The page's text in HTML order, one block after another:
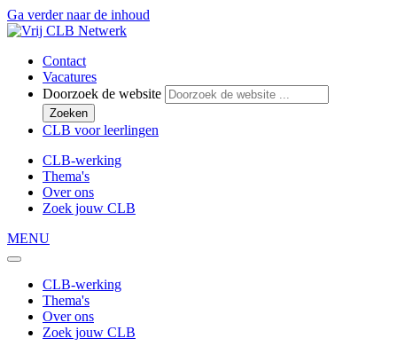
Ga verder naar de inhoud
Contact
Vacatures
Doorzoek de website
Zoeken
CLB voor leerlingen
CLB-werking
Thema's
Over ons
Zoek jouw CLB
MENU
CLB-werking
Thema's
Over ons
Zoek jouw CLB